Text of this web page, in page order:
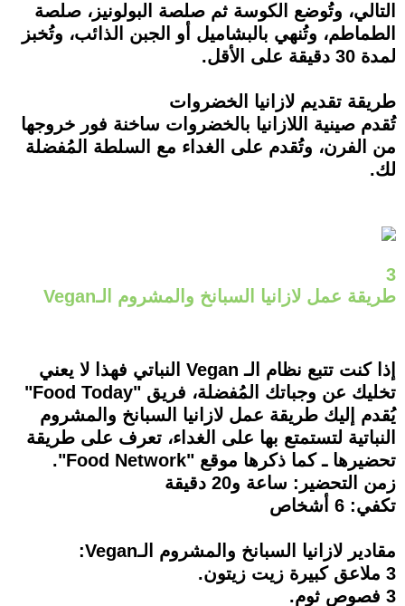
التالي، وتُوضع الكوسة ثم صلصة البولونيز، صلصة
الطماطم، وتُنهي بالبشاميل أو الجبن الذائب، وتُخبز
لمدة 30 دقيقة على الأقل.
طريقة تقديم لازانيا الخضروات
تُقدم صينية اللازانيا بالخضروات ساخنة فور خروجها
من الفرن، وتُقدم على الغداء مع السلطة المُفضلة
لك.
3
طريقة عمل لازانيا السبانخ والمشروم الـVegan
إذا كنت تتبع نظام الـ Vegan النباتي فهذا لا يعني
تخليك عن وجباتك المُفضلة، فريق "Food Today"
يُقدم إليك طريقة عمل لازانيا السبانخ والمشروم
النباتية لتستمتع بها على الغداء، تعرف على طريقة
تحضيرها ـ كما ذكرها موقع "Food Network".
زمن التحضير: ساعة و20 دقيقة
تكفي: 6 أشخاص
مقادير لازانيا السبانخ والمشروم الـVegan:
3 ملاعق كبيرة زيت زيتون.
3 فصوص ثوم.